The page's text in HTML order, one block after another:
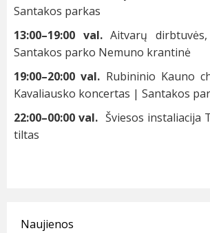
Santakos parkas
13:00–19:00 val.Aitvarų dirbtuvės,
Santakos parko Nemuno krantinė
19:00–20:00 val. Rubininio Kauno
Kavaliausko koncertas | Santakos
22:00–00:00 val. Šviesos instaliacija
tiltas
Naujienos